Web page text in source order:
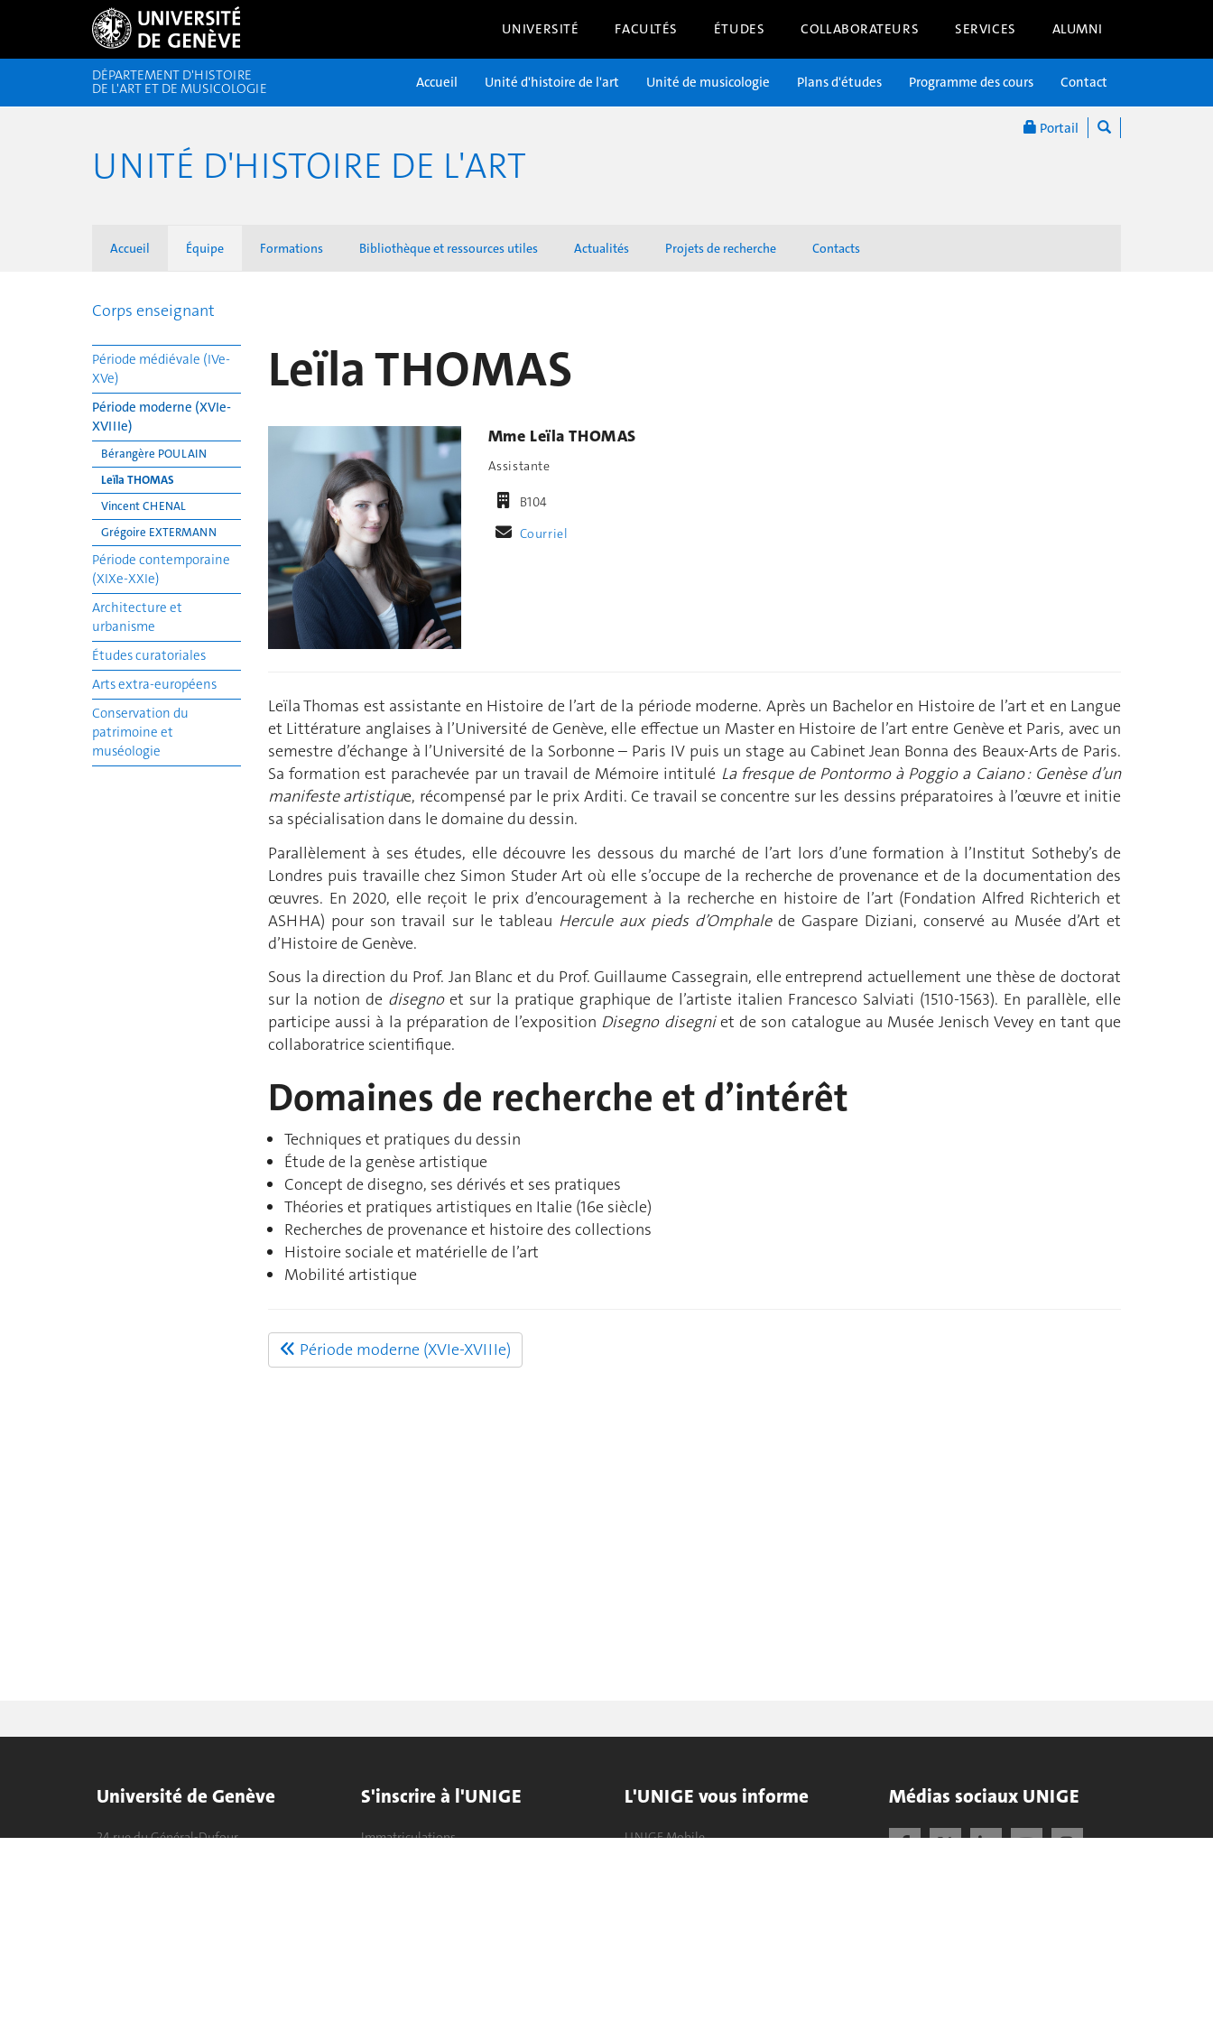
UNIVERSITÉ FACULTÉS ÉTUDES COLLABORATEURS SERVICES ALUMNI
Portail
DÉPARTEMENT D'HISTOIRE
DE L'ART ET DE MUSICOLOGIE Accueil Unité d'histoire de l'art Unité de musicologie Plans d'études Programme des cours Contact
UNITÉ D'HISTOIRE DE L'ART
Accueil Équipe Formations Bibliothèque et ressources utiles Actualités Projets de recherche Contacts
Corps enseignant
Période médiévale (IVe-
XVe)
Période moderne (XVIe-
XVIIIe)
Bérangère POULAIN
Leïla THOMAS
Vincent CHENAL
Grégoire EXTERMANN
Période contemporaine
(XIXe-XXIe)
Architecture et
urbanisme
Études curatoriales
Arts extra-européens
Conservation du
patrimoine et
muséologie
Leïla THOMAS
Mme Leïla THOMAS
Assistante
B104
Courriel
Leïla Thomas est assistante en Histoire de l’art de la période moderne. Après un Bachelor en Histoire de l’art et en Langue
et Littérature anglaises à l’Université de Genève, elle effectue un Master en Histoire de l’art entre Genève et Paris, avec un
semestre d’échange à l’Université de la Sorbonne – Paris IV puis un stage au Cabinet Jean Bonna des Beaux-Arts de Paris.
Sa formation est parachevée par un travail de Mémoire intitulé La fresque de Pontormo à Poggio a Caiano : Genèse d’un
manifeste artistique, récompensé par le prix Arditi. Ce travail se concentre sur les dessins préparatoires à l’œuvre et initie
sa spécialisation dans le domaine du dessin.
Parallèlement à ses études, elle découvre les dessous du marché de l’art lors d’une formation à l’Institut Sotheby’s de
Londres puis travaille chez Simon Studer Art où elle s’occupe de la recherche de provenance et de la documentation des
œuvres. En 2020, elle reçoit le prix d’encouragement à la recherche en histoire de l’art (Fondation Alfred Richterich et
ASHHA) pour son travail sur le tableau Hercule aux pieds d’Omphale de Gaspare Diziani, conservé au Musée d’Art et
d’Histoire de Genève.
Sous la direction du Prof. Jan Blanc et du Prof. Guillaume Cassegrain, elle entreprend actuellement une thèse de doctorat
sur la notion de disegno et sur la pratique graphique de l’artiste italien Francesco Salviati (1510-1563). En parallèle, elle
participe aussi à la préparation de l’exposition Disegno disegniet de son catalogue au Musée Jenisch Vevey en tant que
collaboratrice scientifique.
Domaines de recherche et d’intérêt
Techniques et pratiques du dessin
Étude de la genèse artistique
Concept de disegno, ses dérivés et ses pratiques
Théories et pratiques artistiques en Italie (16e siècle)
Recherches de provenance et histoire des collections
Histoire sociale et matérielle de l’art
Mobilité artistique
Période moderne (XVIe-XVIIIe)
Université de Genève
24 rue du Général-Dufour
S'inscrire à l'UNIGE
Immatriculations
L'UNIGE vous informe
UNIGE Mobile
Médias sociaux UNIGE